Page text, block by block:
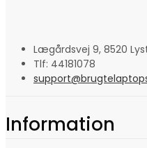
Lægårdsvej 9, 8520
Tlf: 44181078
Information